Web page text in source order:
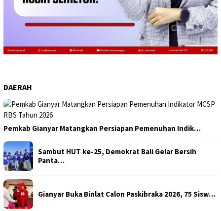
DAERAH
Pemkab Gianyar Matangkan Persiapan Pemenuhan Indik…
Sambut HUT ke-25, Demokrat Bali Gelar Bersih
Panta…
Gianyar Buka Binlat Calon Paskibraka 2026, 75 Sisw…